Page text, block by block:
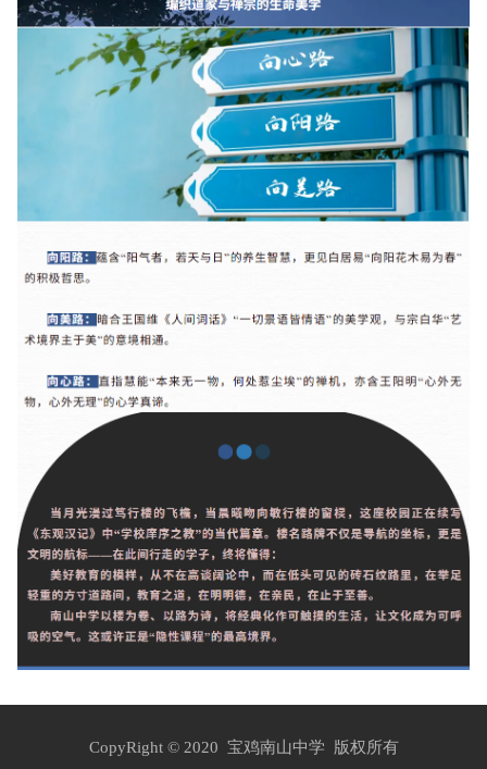
CopyRight © 2020 宝鸡南山中学 版权所有